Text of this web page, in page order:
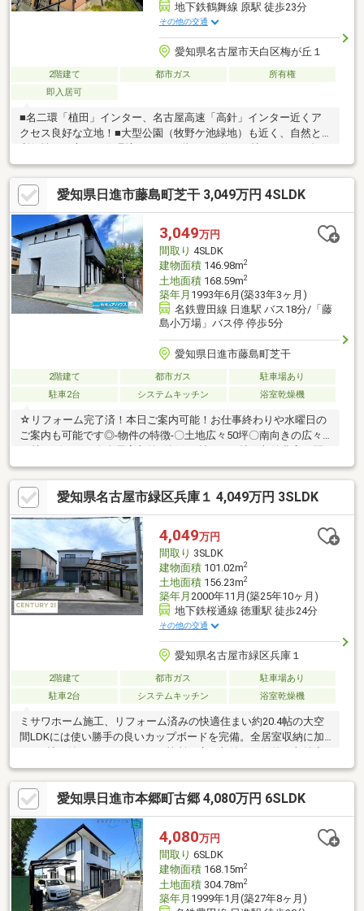
地下鉄鶴舞線 原駅 徒歩23分
その他の交通
愛知県名古屋市天白区梅が丘１
2階建て 都市ガス
所有権
即入居可
■名二環「植田」インター、名古屋高速「高針」インター近くア
クセス良好な立地！■大型公園（牧野ケ池緑地）も近く、自然と
広い空間です！■土地面積39坪超！建物面積30坪超！■1階洋室2部
屋は約7.5帖と約8.8帖、どちらも収納スペースが豊富です！■1階
に浴室、洗面所、トイレの水廻りあり！■収納スペースが豊富な
ため、季節物や掃除道具等の整頓も助かります！■南側に庭があ
り家庭菜園等、お楽しみいただけます。
愛知県日進市藤島町芝干 3,049万円 4SLDK
3,049万円
間取り 4SLDK
建物面積146.98m2
土地面積168.59m2
築年月 1993年6月(築33年3ヶ月)
名鉄豊田線 日進駅 バス18分/「藤
島小万場」バス停 停歩5分
愛知県日進市藤島町芝干
2階建て 都市ガス
駐車場あり
駐車2台
システムキッチン 浴室乾燥機
☆リフォーム完了済！本日ご案内可能！お仕事終わりや水曜日の
ご案内も可能です◎-物件の特徴-〇土地広々50坪〇南向きの広々
取り〇ランドリールーム付き！〇食洗機や浴室暖房など設備充実♪
〇成約プレゼント実施中☆詳しくはプレゼント情報参照下さい♪-
周辺環境-名鉄豊田線「日進」駅 車5分！・東小学校 徒歩19
分・日進東中学校 徒歩10分・コンビニ徒歩8分、ドラッグスト
ア徒歩11分、スーパ―車で5分！☆お問合せは「0562-57-1745」ま
で☆ピンクの「見学予約する（無料）」をクリック！！
愛知県名古屋市緑区兵庫１ 4,049万円 3SLDK
4,049万円
間取り 3SLDK
建物面積101.02m2
土地面積156.23m2
築年月 2000年11月(築25年10ヶ月)
地下鉄桜通線 徳重駅 徒歩24分
その他の交通
愛知県名古屋市緑区兵庫１
2階建て 都市ガス
駐車場あり
駐車2台
システムキッチン 浴室乾燥機
ミサワホーム施工、リフォーム済みの快適住まい約20.4帖の大空
間LDKには使い勝手の良いカップボードを完備。全居室収納に加
を誇ります。■リフォーム内容キッチン新品、お風呂新品、トイ
レ新品、洗面台新品、クロス張替え、コンロ新品、フロアタイル
貼り、網戸貼替え、室内クリーニング、クッションフロア張替
え、白蟻点検、給湯器交換、建具交換、外壁塗装、屋根塗装、玄
関ドア交換■周辺環境熊の前小学校 約600m 神の倉中学校 約
950mくまのまえ保育園 約75ｍくまのまえファミリークリニッ
ク 約220mコノミヤ 約500m
愛知県日進市本郷町古郷 4,080万円 6SLDK
4,080万円
間取り 6SLDK
建物面積168.15m2
土地面積304.78m2
築年月 1999年1月(築27年8ヶ月)